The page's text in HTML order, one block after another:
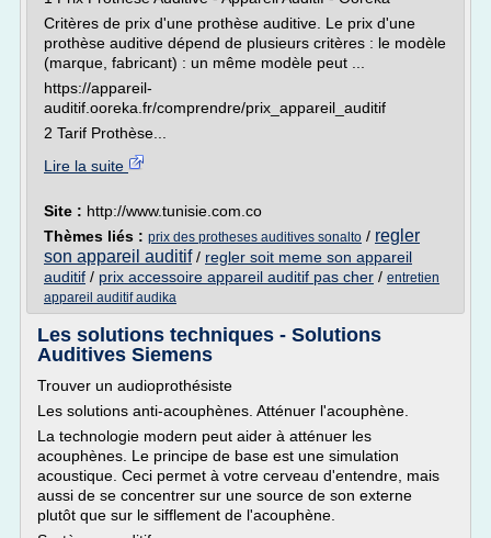
Critères de prix d'une prothèse auditive. Le prix d'une
prothèse auditive dépend de plusieurs critères : le modèle
(marque, fabricant) : un même modèle peut ...
https://appareil-
auditif.ooreka.fr/comprendre/prix_appareil_auditif
2 Tarif Prothèse...
Lire la suite
Site : http://www.tunisie.com.co
Thèmes liés : prix des protheses auditives sonalto / regler
son appareil auditif/ regler soit meme son appareil
auditif / prix accessoire appareil auditif pas cher / entretien
appareil auditif audika
Les solutions techniques - Solutions
Auditives Siemens
Trouver un audioprothésiste
Les solutions anti-acouphènes. Atténuer l'acouphène.
La technologie modern peut aider à atténuer les
acouphènes. Le principe de base est une simulation
acoustique. Ceci permet à votre cerveau d'entendre, mais
aussi de se concentrer sur une source de son externe
plutôt que sur le sifflement de l'acouphène.